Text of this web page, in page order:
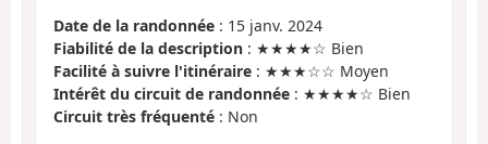
Date de la randonnée : 15 janv. 2024
Fiabilité de la description : ★★★★☆ Bien
Facilité à suivre l'itinéraire : ★★★☆☆ Moyen
Intérêt du circuit de randonnée : ★★★★☆ Bien
Circuit très fréquenté : Non